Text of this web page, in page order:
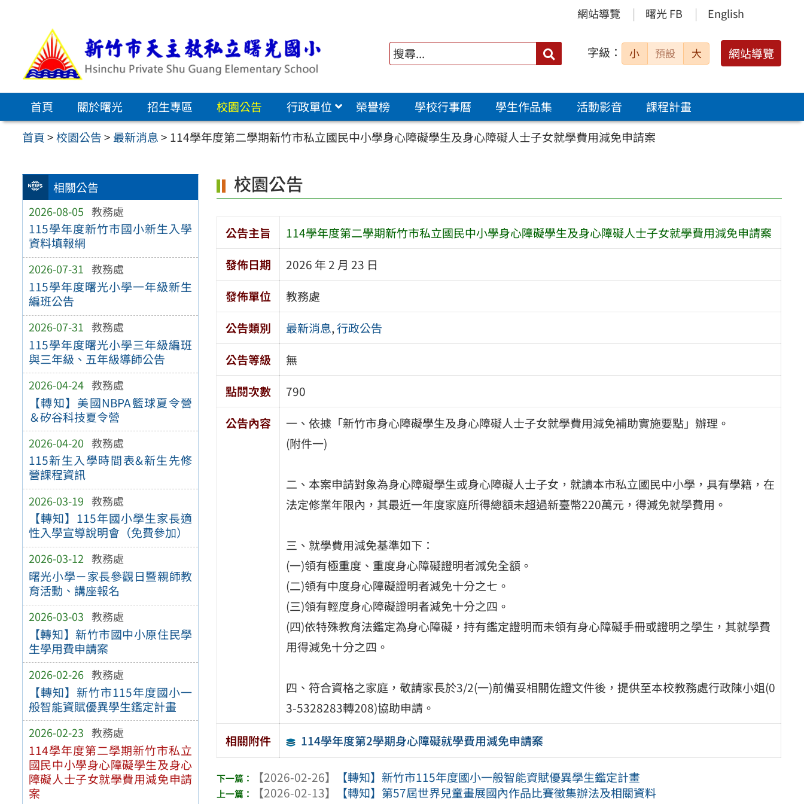
內
網站導覽 曙光 FB English
搜
字級： 小 預設 大 網站導覽
首頁 關於曙光 招生專區 校園公告 行政單位 榮譽榜 學校行事曆 學生作品集 活動影音
課程計畫
首頁>校園公告> 最新消息> 114學年度第二學期新竹市私立國民中小學身心障礙學生及身心障礙人士子女就學費用減免申請案
相關公告
2026-08-05 教務處
115學年度新竹市國小新生入學
資料填報網
2026-07-31 教務處
115學年度曙光小學一年級新生
編班公告
2026-07-31 教務處
115學年度曙光小學三年級編班
與三年級、五年級導師公告
2026-04-24 教務處
【轉知】美國NBPA籃球夏令營
＆矽谷科技夏令營
2026-04-20 教務處
115新生入學時間表&新生先修
營課程資訊
2026-03-19 教務處
【轉知】115年國小學生家長適
性入學宣導說明會（免費參加）
2026-03-12 教務處
曙光小學－家長參觀日暨親師教
育活動、講座報名
2026-03-03 教務處
【轉知】新竹市國中小原住民學
生學用費申請案
2026-02-26 教務處
【轉知】新竹市115年度國小一
般智能資賦優異學生鑑定計畫
2026-02-23 教務處
114學年度第二學期新竹市私立
國民中小學身心障礙學生及身心
障礙人士子女就學費用減免申請
案
校園公告
公告主旨
114學年度第二學期新竹市私立國民中小學身心障礙學生及身心障礙人士子女就學費用減免申請案
發佈日期
2026 年 2 月 23 日
發佈單位
教務處
公告類別
最新消息,行政公告
公告等級
無
點閱次數
790
公告內容
一、依據「新竹市身心障礙學生及身心障礙人士子女就學費用減免補助實施要點」辦理。
(附件一)
二、本案申請對象為身心障礙學生或身心障礙人士子女，就讀本市私立國民中小學，具有學籍，在
法定修業年限內，其最近一年度家庭所得總額未超過新臺幣220萬元，得減免就學費用。
三、就學費用減免基準如下：
(一)領有極重度、重度身心障礙證明者減免全額。
(二)領有中度身心障礙證明者減免十分之七。
(三)領有輕度身心障礙證明者減免十分之四。
(四)依特殊教育法鑑定為身心障礙，持有鑑定證明而未領有身心障礙手冊或證明之學生，其就學費
用得減免十分之四。
四、符合資格之家庭，敬請家長於3/2(一)前備妥相關佐證文件後，提供至本校教務處行政陳小姐(0
3-5328283轉208)協助申請。
相關附件
114學年度第2學期身心障礙就學費用減免申請案
【2026-02-26】
【轉知】新竹市115年度國小一般智能資賦優異學生鑑定計畫
【2026-02-13】
【轉知】第57屆世界兒童畫展國內作品比賽徵集辦法及相關資料